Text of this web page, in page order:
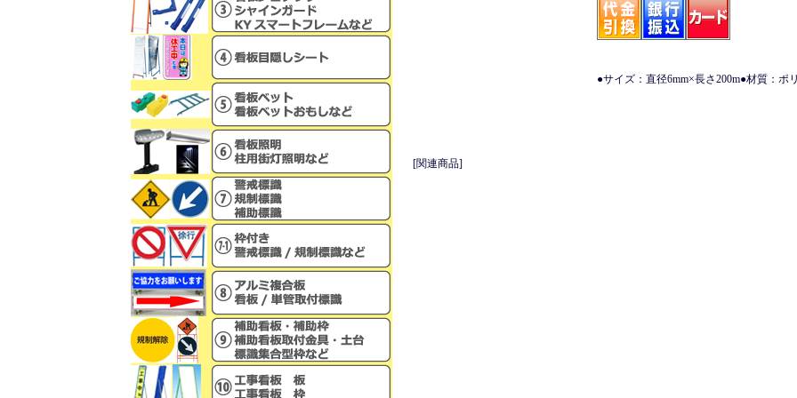
●サイズ：直径6mm×長さ200m●材質：ポ
[関連商品]